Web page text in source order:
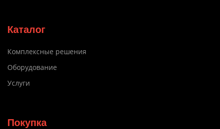
Каталог
Комплексные решения
Оборудование
Услуги
Покупка